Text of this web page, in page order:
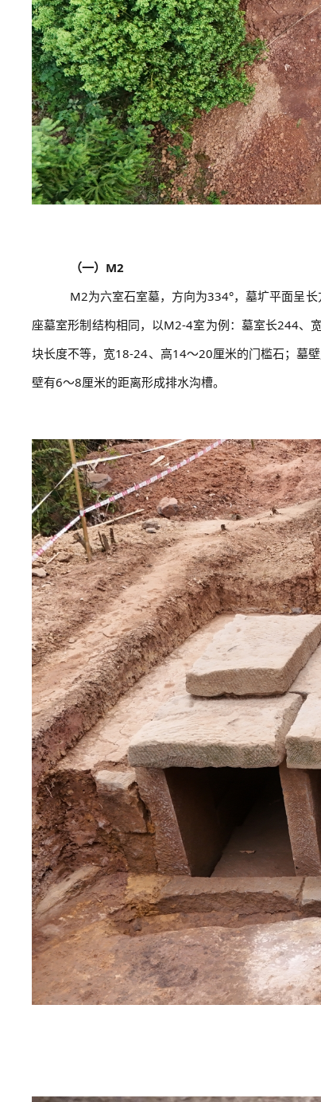
（一）M2
M2为六室石室墓，方向为334°，墓圹平面呈
座墓室形制结构相同，以M2-4室为例：墓室长244、
块长度不等，宽18-24、高14～20厘米的门槛石；墓
壁有6～8厘米的距离形成排水沟槽。